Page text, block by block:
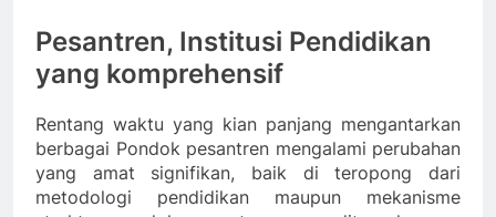
Pesantren, Institusi Pendidikan
yang komprehensif
Rentang waktu yang kian panjang mengantarkan
berbagai Pondok pesantren mengalami perubahan
yang amat signifikan, baik di teropong dari
metodologi pendidikan maupun mekanisme